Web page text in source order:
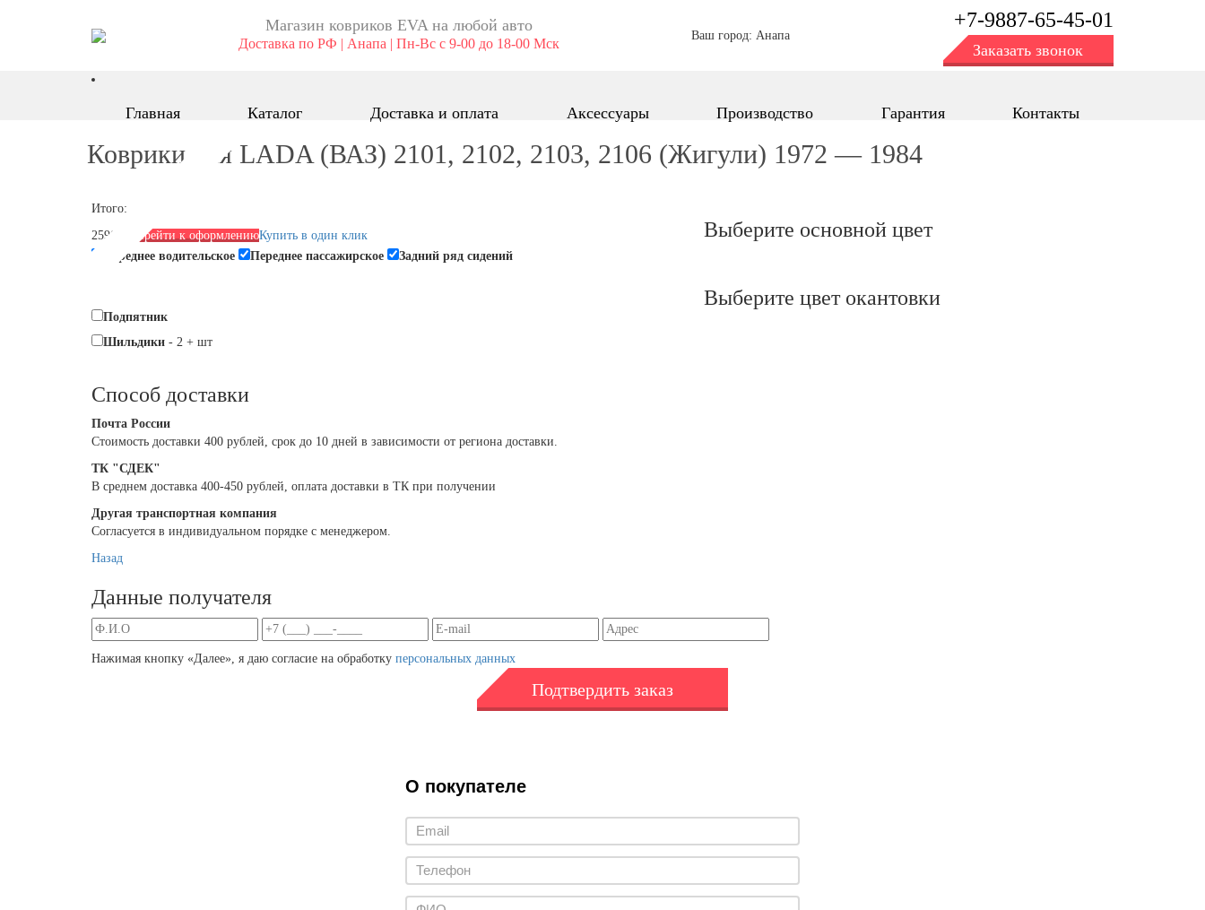
Магазин ковриков EVA ​на любой авто
Доставка по РФ | Анапа | Пн-Вс с 9-00 до 18-00 Мск
Ваш город: Анапа
+7-9887-65-45-01
Заказать звонок
Главная Каталог Доставка и оплата Аксессуары Производство Гарантия Контакты
Коврики для LADA (ВАЗ) 2101, 2102, 2103, 2106 (Жигули) 1972 — 1984
Итого:
2590 р.
Перейти к оформлениюКупить в один клик
Переднее водительское
Переднее пассажирское Задний ряд сидений
Подпятник
Шильдики - 2 + шт
Выберите oсновной цвет
Выберите цвет окантовки
Способ доставки
Почта России
Cтоимость доставки 400 рублей, срок до 10 дней в зависимости от региона доставки.
ТК "СДЕК"
В среднем доставка 400-450 рублей, оплата доставки в ТК при получении
Другая транспортная компания
Согласуется в индивидуальном порядке с менеджером.
Назад
Данные получателя
Нажимая кнопку «Далее», я даю согласие на обработку персональных данных
Подтвердить заказ
О покупателе